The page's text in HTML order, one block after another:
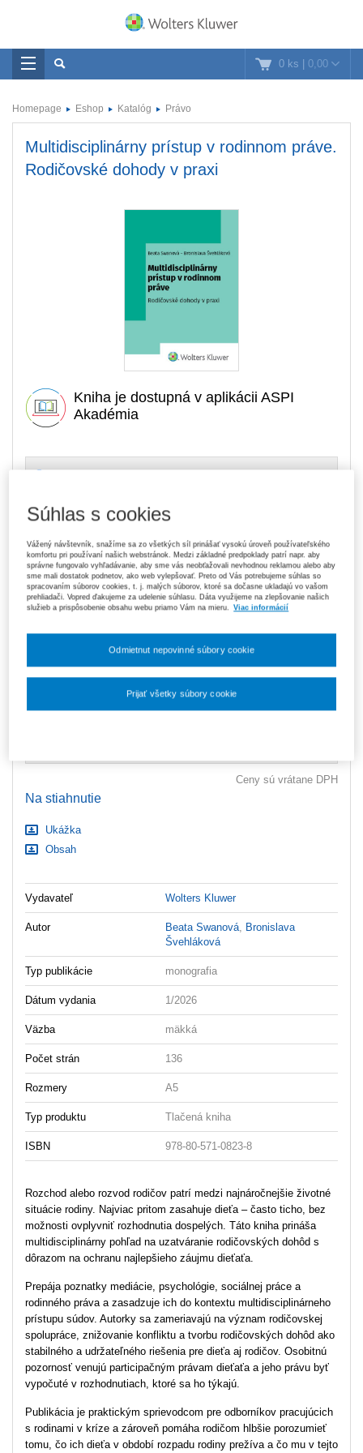
0 ks | 0,00
Homepage Eshop Katalóg Právo
Multidisciplinárny prístup v rodinnom práve.
Rodičovské dohody v praxi
Kniha je dostupná v aplikácii ASPI
Akadémia
V predaji
E-kniha je dostupná výhradne prostredníctvom aplikácie ASPI
Akadémia. Čo je ASPI Akadémia?
189,00 €
Predplatné 12 mesiacov ASPI Akadémia
E-kniha je dostupná výhradne prostredníctvom aplikácie ASPI
Čo je ASPI Akadémia?
dôvodov nemôžeme vystavovať daňové doklady. Budú vám
zaslané dodatočne e‑mailom.
Ceny sú vrátane DPH
Na stiahnutie
Ukážka
Obsah
Vydavateľ Wolters Kluwer
Autor Beata Swanová Bronislava
Švehláková
Typ publikácie monografia
Dátum vydania 1/2026
Väzba mäkká
Počet strán 136
Rozmery A5
Typ produktu Tlačená kniha
ISBN 978-80-571-0823-8
Rozchod alebo rozvod rodičov patrí medzi najnáročnejšie životné
situácie rodiny. Najviac pritom zasahuje dieťa – často ticho, bez
možnosti ovplyvniť rozhodnutia dospelých. Táto kniha prináša
multidisciplinárny pohľad na uzatváranie rodičovských dohôd s
dôrazom na ochranu najlepšieho záujmu dieťaťa.
Prepája poznatky mediácie, psychológie, sociálnej práce a
rodinného práva a zasadzuje ich do kontextu multidisciplinárneho
prístupu súdov. Autorky sa zameriavajú na význam rodičovskej
spolupráce, znižovanie konfliktu a tvorbu rodičovských dohôd ako
stabilného a udržateľného riešenia pre dieťa aj rodičov. Osobitnú
pozornosť venujú participačným právam dieťaťa a jeho právu byť
vypočuté v rozhodnutiach, ktoré sa ho týkajú.
Publikácia je praktickým sprievodcom pre odborníkov pracujúcich
s rodinami v kríze a zároveň pomáha rodičom hlbšie porozumieť
tomu, čo ich dieťa v období rozpadu rodiny prežíva a čo mu v tejto
Súhlas s cookies
Vážený návštevník, snažíme sa zo všetkých síl prinášať vysokú úroveň používateľského
komfortu pri používaní našich webstránok. Medzi základné predpoklady patrí napr. aby
správne fungovalo vyhľadávanie, aby sme vás neobťažovali nevhodnou reklamou alebo aby
sme mali dostatok podnetov, ako web vylepšovať. Preto od Vás potrebujeme súhlas so
spracovaním súborov cookies, t. j. malých súborov, ktoré sa dočasne ukladajú vo vašom
prehliadači. Vopred ďakujeme za udelenie súhlasu. Dáta využijeme na zlepšovanie našich
služieb a prispôsobenie obsahu webu priamo Vám na mieru.
Viac informácií
Odmietnut nepovinné súbory cookie
Prijať všetky súbory cookie